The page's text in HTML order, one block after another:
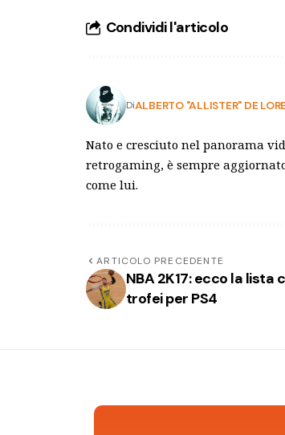
Condividi l'articolo
DiALBERTO "ALLISTER" DE
Nato e cresciuto nel panorama
retrogaming, è sempre
come lui.
ARTICOLO PRECEDENTE
NBA 2K17: ecco la lista
trofei per PS4